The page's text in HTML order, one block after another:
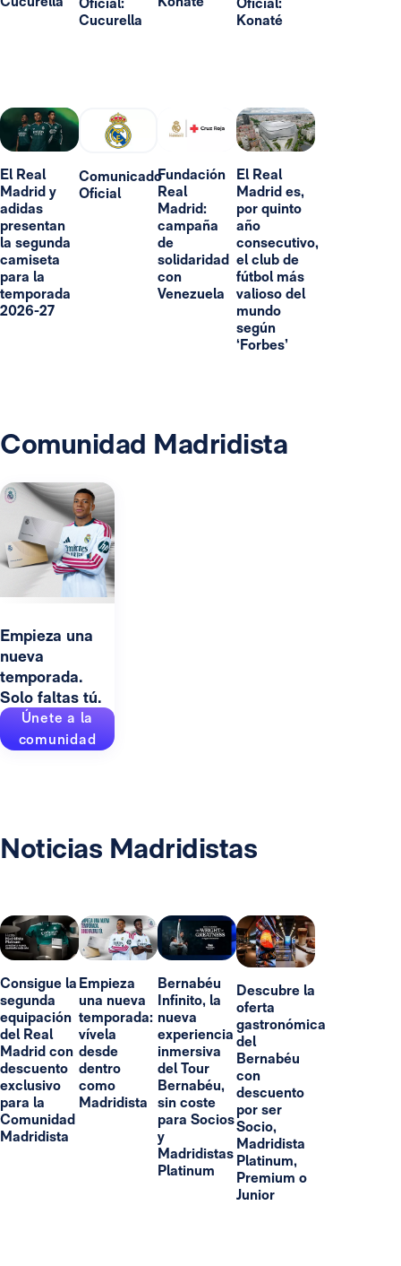
Cucurella
Konaté
El Real
Madrid y
adidas
presentan
la segunda
camiseta
para la
temporada
2026-27
Comunicado
Oficial
Fundación
Real
Madrid:
campaña
de
solidaridad
con
Venezuela
El Real
Madrid es,
por quinto
año
consecutivo,
el club de
fútbol más
valioso del
mundo
según
‘Forbes’
Comunidad Madridista
Empieza una
nueva
temporada.
Solo faltas tú.
Únete a la
comunidad
Noticias Madridistas
Consigue la
segunda
equipación
del Real
Madrid con
descuento
exclusivo
para la
Comunidad
Madridista
Empieza
una nueva
temporada:
vívela
desde
dentro
como
Madridista
Bernabéu
Infinito, la
nueva
experiencia
inmersiva
del Tour
Bernabéu,
sin coste
para Socios
y
Madridistas
Platinum
Descubre la
oferta
gastronómica
del
Bernabéu
con
descuento
por ser
Socio,
Madridista
Platinum,
Premium o
Junior